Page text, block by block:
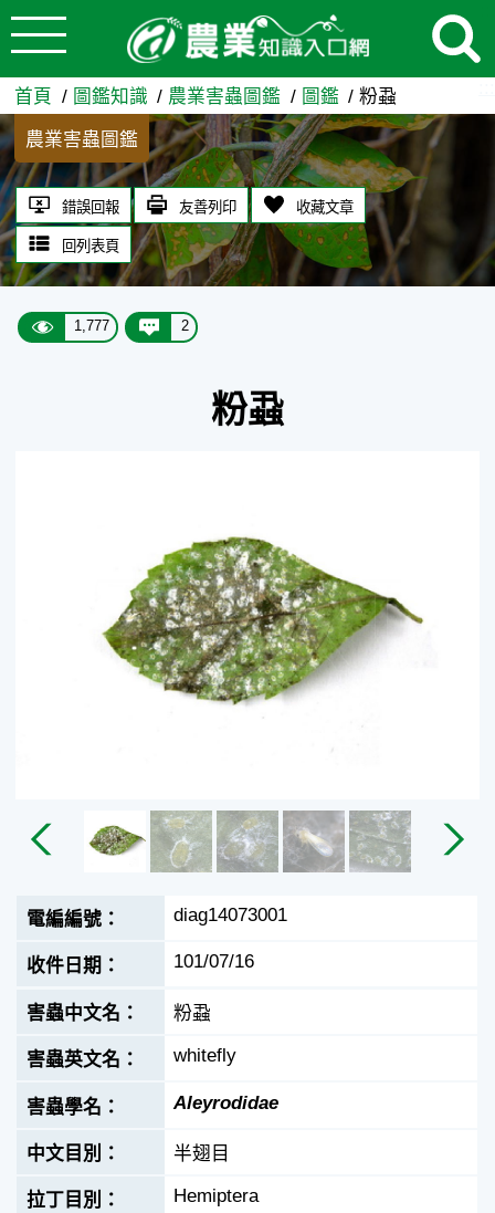
跳到主要內容
粉蝨 - 農業知識入口網
首頁 圖鑑知識 農業害蟲圖鑑 圖鑑 粉蝨
農業害蟲圖鑑
錯誤回報 友善列印 收藏文章
回列表頁
1,777 2
粉蝨
diag14073001
101/07/16
粉蝨
whitefly
Aleyrodidae
半翅目
Hemiptera